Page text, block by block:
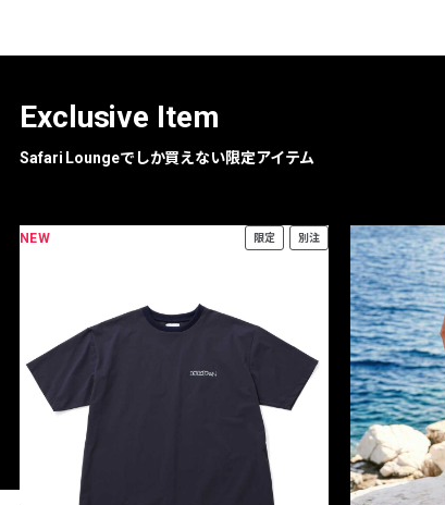
フォーカスブランド
Exclusive Item
Safari Loungeでしか買えない限定アイテム
NEW 限定 別注